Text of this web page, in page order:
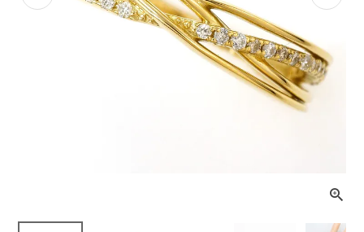
Previous Next